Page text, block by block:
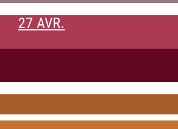
27 AVR.